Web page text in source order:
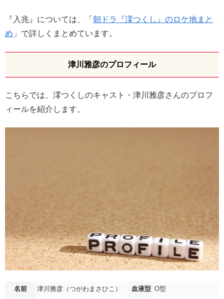
『入兆』については、「 朝ドラ『澪つくし』のロケ地まと
め 」で詳しくまとめています。
津川雅彦のプロフィール
こちらでは、澪つくしのキャスト・津川雅彦さんのプロフ
ィールを紹介します。
名前 津川雅彦（つがわまさひこ） 血液型 O型